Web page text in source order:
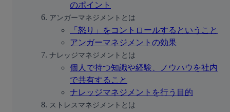
のポイント
アンガーマネジメントとは
「怒り」をコントロールするということ
アンガーマネジメントの効果
ナレッジマネジメントとは
個人で持つ知識や経験、ノウハウを社内
で共有すること
ナレッジマネジメントを行う目的
ストレスマネジメントとは